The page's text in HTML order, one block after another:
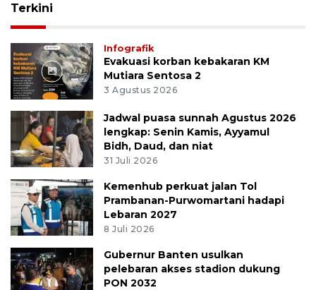
Terkini
Infografik
Evakuasi korban kebakaran KM
Mutiara Sentosa 2
3 Agustus 2026
Jadwal puasa sunnah Agustus 2026
lengkap: Senin Kamis, Ayyamul
Bidh, Daud, dan niat
31 Juli 2026
Kemenhub perkuat jalan Tol
Prambanan-Purwomartani hadapi
Lebaran 2027
8 Juli 2026
Gubernur Banten usulkan
pelebaran akses stadion dukung
PON 2032